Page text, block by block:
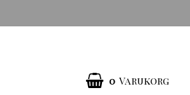
0 Varukorg